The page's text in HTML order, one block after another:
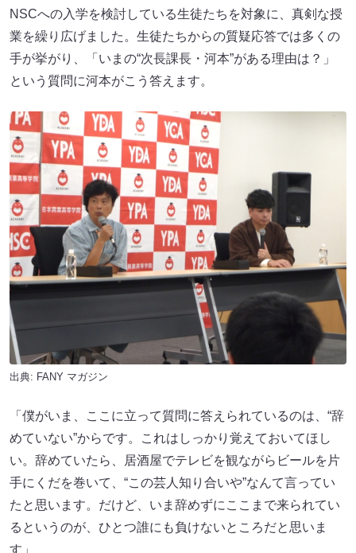
NSCへの入学を検討している生徒たちを対象に、真剣な授
業を繰り広げました。生徒たちからの質疑応答では多くの
手が挙がり、「いまの“次長課長・河本”がある理由は？」
という質問に河本がこう答えます。
出典: FANY マガジン
「僕がいま、ここに立って質問に答えられているのは、“辞
めていない”からです。これはしっかり覚えておいてほし
い。辞めていたら、居酒屋でテレビを観ながらビールを片
手にくだを巻いて、“この芸人知り合いや”なんて言ってい
たと思います。だけど、いま辞めずにここまで来られてい
るというのが、ひとつ誰にも負けないところだと思いま
す」